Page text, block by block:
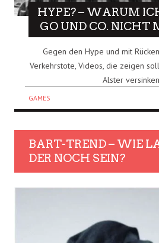
HYPE? – WARUM
GO UND CO. NICHT
Gegen den Hype und mit
Verkehrstote, Videos, die zeigen
Alster
GAMES
BART-TREND – WIE
DER NOCH SEIN?